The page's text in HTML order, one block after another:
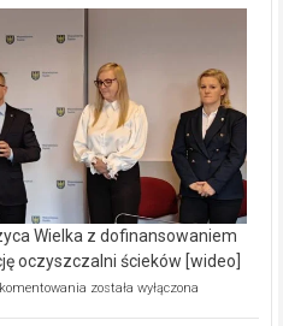
Wielka z dofinansowaniem
oczyszczalni ścieków [wideo]
Ekologiczne
została wyłączona